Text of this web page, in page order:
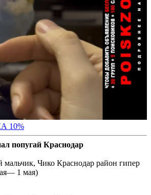
10%
попугай Краснодар
мальчик, Чико Краснодар район гипер
1 мая)